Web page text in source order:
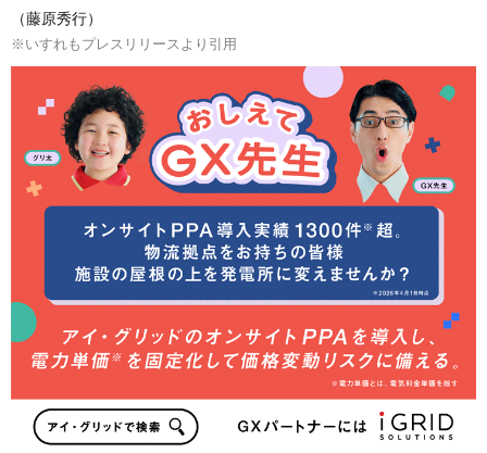
（藤原秀行）
※いすれもプレスリリースより引用